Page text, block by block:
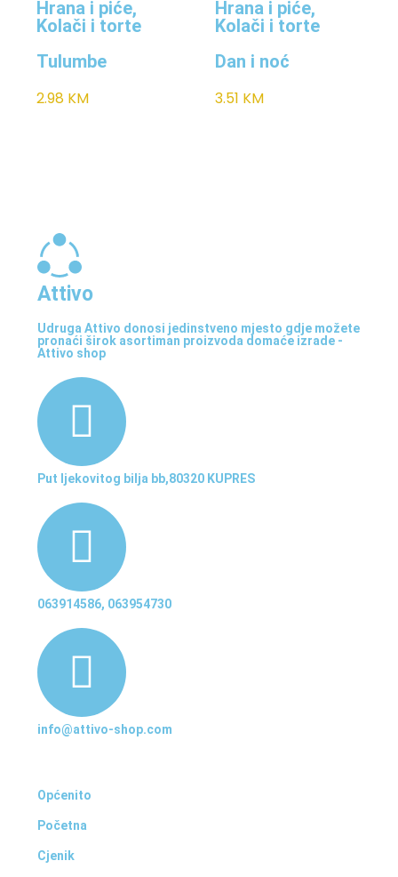
Hrana i piće,
Kolači i torte
Tulumbe
2.98 KM
Hrana i piće,
Kolači i torte
Dan i noć
3.51 KM
Attivo
Udruga Attivo donosi jedinstveno mjesto gdje možete
pronaći širok asortiman proizvoda domaće izrade -
Attivo shop
Put ljekovitog bilja bb,80320 KUPRES
063914586, 063954730
info@attivo-shop.com
Općenito
Početna
Cjenik